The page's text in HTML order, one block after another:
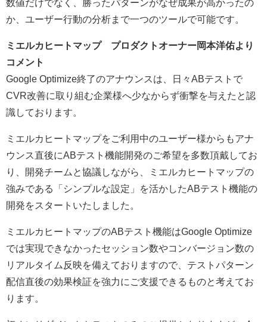
数値だけでなく、勝ったパターンがなぜ成果が高かったの
か、ユーザー行動の分析まで一つのツールで可能です。
ミエルカヒートマップ プロダクトオーナー岡本洋佑より
コメント
Google Optimize終了のアナウンスは、日々ABテストで
CVR改善に取り組む企業様へ少なからず衝撃を与えたと認
識しております。
ミエルカヒートマップをご利用中のユーザー様からもアナ
ウンス直後にABテスト機能開発のご希望を多数頂戴してお
り、開発チームと協議しながら、ミエルカヒートマップの
強みである「シンプルな設定」を活かしたABテスト機能の
開発をスタートいたしました。
ミエルカヒートマップのABテスト機能はGoogle Optimize
では実現できなかったセッション数やコンバージョン数の
リアルタイム反映を備えておりますので、テストパターン
配信直後の効果検証を強力にご支援できるものと考えてお
ります。